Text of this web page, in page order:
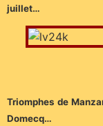
juillet…
Triomphes de
Domecq…